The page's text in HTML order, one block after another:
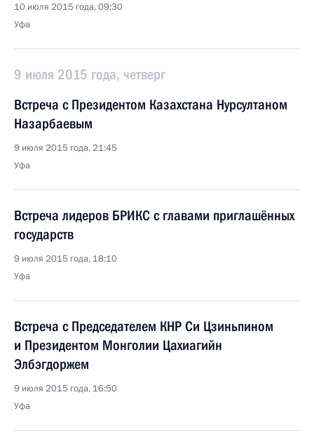
10 июля 2015 года, 09:30
Уфа
9 июля 2015 года, четверг
Встреча с Президентом Казахстана Нурсултаном
Назарбаевым
9 июля 2015 года, 21:45
Уфа
Встреча лидеров БРИКС с главами приглашённых
государств
9 июля 2015 года, 18:10
Уфа
Встреча с Председателем КНР Си Цзиньпином
и Президентом Монголии Цахиагийн
Элбэгдоржем
9 июля 2015 года, 16:50
Уфа